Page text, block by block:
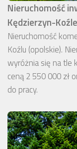
Nieruchomość
Kędzierzyn-Koźle
Nieruchomość
Koźlu (opolskie).
wyróżnia się na tle
ceną 2 550 000 zł
do pracy.